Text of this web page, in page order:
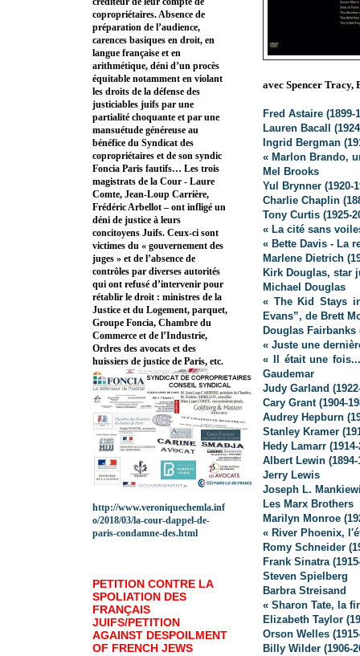
avec Spencer
Fred Astaire (1899-
Lauren Bacall
Ingrid Bergman
« Marlon Brando,
Mel Brooks
Yul Brynner (1920-
Charlie Chaplin
Tony Curtis (1925-
« La cité sans
« Bette Davis - La
Marlene Dietrich
Kirk Douglas, star
Michael Douglas
« The Kid Stays
Evans”, de Brett
Douglas Fairbanks
« Juste une
« Il était une
Gaudemar
Judy Garland
Cary Grant (1904-
Audrey Hepburn
Stanley Kramer
Hedy Lamarr
Albert Lewin (1894-
Jerry Lewis
Joseph L.
Les Marx Brothers
Marilyn Monroe
« River Phoenix,
Romy Schneider
Frank Sinatra
Steven Spielberg
Barbra Streisand
« Sharon Tate, la
Elizabeth Taylor
Orson Welles
Billy Wilder (1906-
copropriétaires. Absence de
préparation de l’audience,
carences basiques en droit, en
langue française et en
arithmétique, déni d’un procès
équitable notamment en violant
les droits de la défense des
justiciables juifs par une
partialité choquante et par une
mansuétude généreuse au
bénéfice du Syndicat des
copropriétaires et de son syndic
Foncia Paris fautifs… Les trois
magistrats de la Cour - Laure
Comte, Jean-Loup Carrière,
Frédéric Arbellot – ont infligé un
déni de justice à leurs
concitoyens Juifs. Ceux-ci sont
victimes du « gouvernement des
juges » et de l’absence de
contrôles par diverses autorités
qui ont refusé d’intervenir pour
rétablir le droit : ministres de la
Justice et du Logement, parquet,
Groupe Foncia, Chambre du
Commerce et de l’Industrie,
Ordres des avocats et des
huissiers de justice de Paris, etc.
http://www.veroniquechemla.inf
o/2018/03/la-cour-dappel-de-
paris-condamne-des.html
PETITION CONTRE LA
SPOLIATION DES
FRANÇAIS
JUIFS/PETITION
AGAINST DESPOILMENT
OF FRENCH JEWS